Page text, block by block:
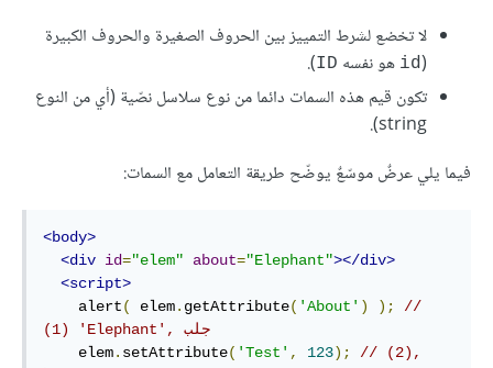
لا تخضع لشرط التمييز بين الحروف الصغيرة والحروف الكبيرة
(
id هو نفسه ID
).
تكون قيم هذه السمات دائما من نوع سلاسل نصّية (أي من النوع
string).
فيما يلي عرضٌ موسّعٌ يوضّح طريقة التعامل مع السمات:
<body>
<div id="elem" about="Elephant"></div>
<script>
    alert
( elem. getAttribute( 'About' ) );
//
(1) 'Elephant', جلب
    elem
. setAttribute( 'Test' , 123);
// (2),